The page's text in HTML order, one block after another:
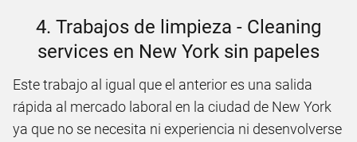
4. Trabajos de limpieza - Cleaning
services en New York sin papeles
Este trabajo al igual que el anterior es una salida
rápida al mercado laboral en la ciudad de New York
ya que no se necesita ni experiencia ni desenvolverse